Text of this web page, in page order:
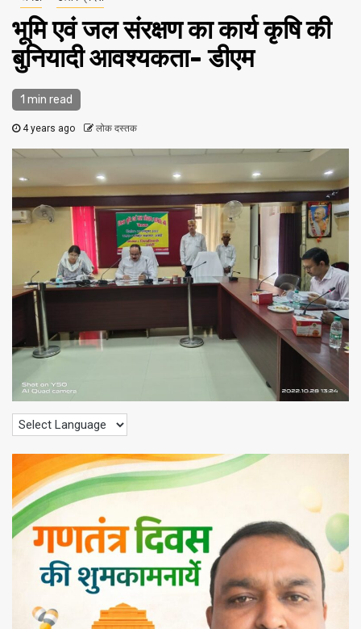
भूमि एवं जल संरक्षण का कार्य कृषि की
बुनियादी आवश्यकता- डीएम
1 min read
4 years ago लोक दस्तक